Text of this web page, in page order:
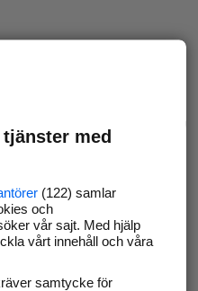
med
(122) samlar
och
vår sajt. Med hjälp
vårt innehåll och våra
samtycke för